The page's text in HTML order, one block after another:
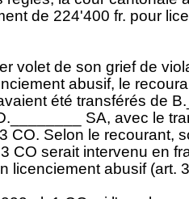
de 224'400 fr. pour
volet de son grief de
abusif, le
été transférés de
SA, avec le
CO. Selon le recourant,
CO serait intervenu en
licenciement abusif (art.